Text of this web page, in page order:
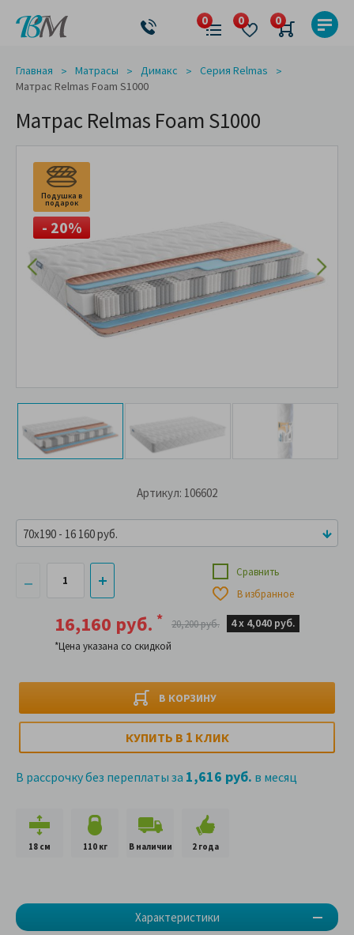
Главная Матрасы Димакс
Серия Relmas
Матрас Relmas Foam S1000
Матрас Relmas Foam S1000
Подушка в
подарок
- 20%
Артикул: 106602
16,160 руб. *
*Цена указана со скидкой
20,200 руб. 4 х 4,040 руб.
В КОРЗИНУ
Сравнить
В избранное
КУПИТЬ В 1 КЛИК
В рассрочку без переплаты за 1,616 руб. в месяц
70x190 - 16 160 руб.
18 см 110 кг В наличии 2 года
Характеристики